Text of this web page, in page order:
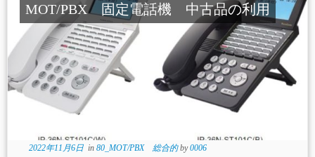
MOT/PBX 固定電話機 中古品の利用
2022年11月6日in 80_MOT/PBX 総合的by0006